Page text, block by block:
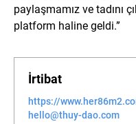
paylaşmamız ve tadını
platform haline geldi.”
İrtibat
https://
hello@thuy-dao.com